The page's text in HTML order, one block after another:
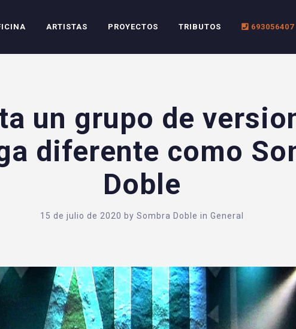
ARTISTAS PROYECTOS TRIBUTOS 693056407
un grupo de
diferente como
Doble
15 de julio de 2020 by Sombra Doble in General